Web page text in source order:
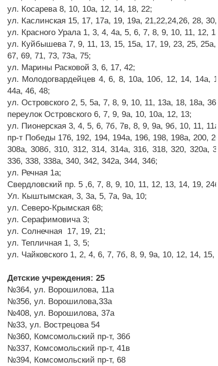
ул. Косарева 8, 10, 10а, 12, 14, 18, 22;
ул. Каслинская 15, 17, 17а, 19, 19а, 21,22,24,26, 28,
ул. Красного Урала 1, 3, 4, 4а, 5, 6, 7, 8, 9, 10, 11, 12,
ул. Куйбышева 7, 9, 11, 13, 15, 15а, 17, 19, 23, 25,
67, 69, 71, 73, 73а, 75;
ул. Марины Расковой 3, 6, 17, 42;
ул. Молодогвардейцев 4, 6, 8, 10а, 10б, 12, 14, 14а,
44а, 46, 48;
ул. Островского 2, 5, 5а, 7, 8, 9, 10, 11, 13а, 18, 18а,
переулок Островского 6, 7, 9, 9а, 10, 10а, 12, 13;
ул. Пионерская 3, 4, 5, 6, 7б, 7в, 8, 9, 9а, 9б, 10, 11,
пр-т Победы 176, 192, 194, 194а, 196, 198, 198а, 200,
308а, 308б, 310, 312, 314, 314а, 316, 318, 320, 320а,
336, 338, 338а, 340, 342, 342а, 344, 346;
ул. Речная 1а;
Свердловский пр. 5 ,6, 7, 8, 9, 10, 11, 12, 13, 14, 19,
Ул. Кыштымская, 3, 3а, 5, 7а, 9а, 10;
ул. Северо-Крымская 68;
ул. Серафимовича 3;
ул. Солнечная 17, 19, 21;
ул. Тепличная 1, 3, 5;
ул. Чайковского 1, 2, 4, 6, 7, 7б, 8, 9, 9а, 10, 12, 14, 15,
Детские учреждения: 25
№364, ул. Ворошилова, 11а
№356, ул. Ворошилова,33а
№408, ул. Ворошилова, 37а
№33, ул. Вострецова 54
№360, Комсомольский пр-т, 36б
№337, Комсомольский пр-т, 41в
№394, Комсомольский пр-т, 68